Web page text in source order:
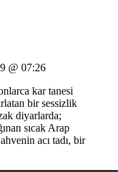
@ 07:26
kar tanesi
bir sessizlik
diyarlarda;
sıcak Arap
acı tadı, bir